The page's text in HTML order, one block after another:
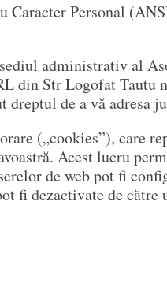
Personal
administrativ al
din Str Logofat Tautu
dreptul de a vă adresa
(„cookies”), care
Acest lucru
de web pot fi
fi dezactivate de